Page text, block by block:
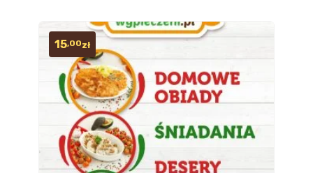
15,00zł